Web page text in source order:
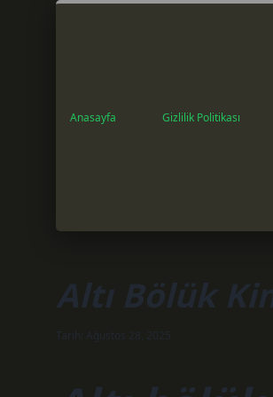
Anasayfa Gizlilik Politikası
Altı Bölük
Tarih: Ağustos 28, 2025